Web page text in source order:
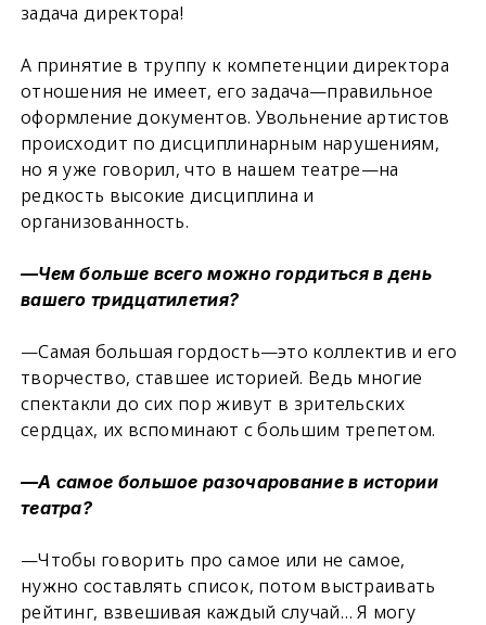
задача директора!
А принятие в труппу к компетенции директора
отношения не имеет, его задача—правильное
оформление документов. Увольнение артистов
происходит по дисциплинарным нарушениям,
но я уже говорил, что в нашем театре—на
редкость высокие дисциплина и
организованность.
—Чем больше всего можно гордиться в день
вашего тридцатилетия?
—Самая большая гордость—это коллектив и его
творчество, ставшее историей. Ведь многие
спектакли до сих пор живут в зрительских
сердцах, их вспоминают с большим трепетом.
—А самое большое разочарование в истории
театра?
—Чтобы говорить про самое или не самое,
нужно составлять список, потом выстраивать
рейтинг, взвешивая каждый случай… Я могу